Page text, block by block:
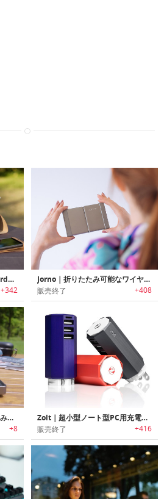
Board Leather Pouch + Board2｜ハンドメイドのナチュラルウッド製キーボード/レザー製保護ポーチ兼スマホタブレットスタンド
+342
Jorno｜折りたたみ可能なワイヤレスキーボード「ジョルノ」
販売終了 +408
Lunar｜超小型PCと折りたたみキーボード
+8
Zolt｜超小型ノート型PC用充電器 ゾルト
販売終了 +416